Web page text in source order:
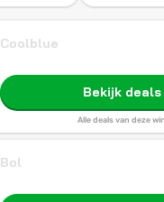
Coolblue
Bekijk deals
Alle deals van deze
Bol